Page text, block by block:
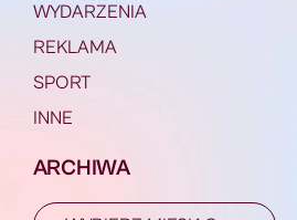
WYDARZENIA
REKLAMA
SPORT
INNE
ARCHIWA